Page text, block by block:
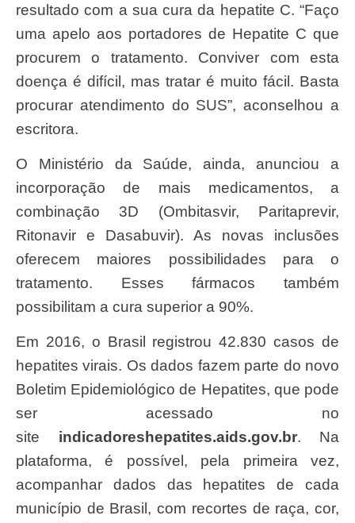
resultado com a sua cura da hepatite C. “Faço
uma apelo aos portadores de Hepatite C que
procurem o tratamento. Conviver com esta
doença é difícil, mas tratar é muito fácil. Basta
procurar atendimento do SUS”, aconselhou a
escritora.
O Ministério da Saúde, ainda, anunciou a
incorporação de mais medicamentos, a
combinação 3D (Ombitasvir, Paritaprevir,
Ritonavir e Dasabuvir). As novas inclusões
oferecem maiores possibilidades para o
tratamento. Esses fármacos também
possibilitam a cura superior a 90%.
Em 2016, o Brasil registrou 42.830 casos de
hepatites virais. Os dados fazem parte do novo
Boletim Epidemiológico de Hepatites, que pode
ser acessado no
site indicadoreshepatites.aids.gov.br. Na
plataforma, é possível, pela primeira vez,
acompanhar dados das hepatites de cada
município de Brasil, com recortes de raça, cor,